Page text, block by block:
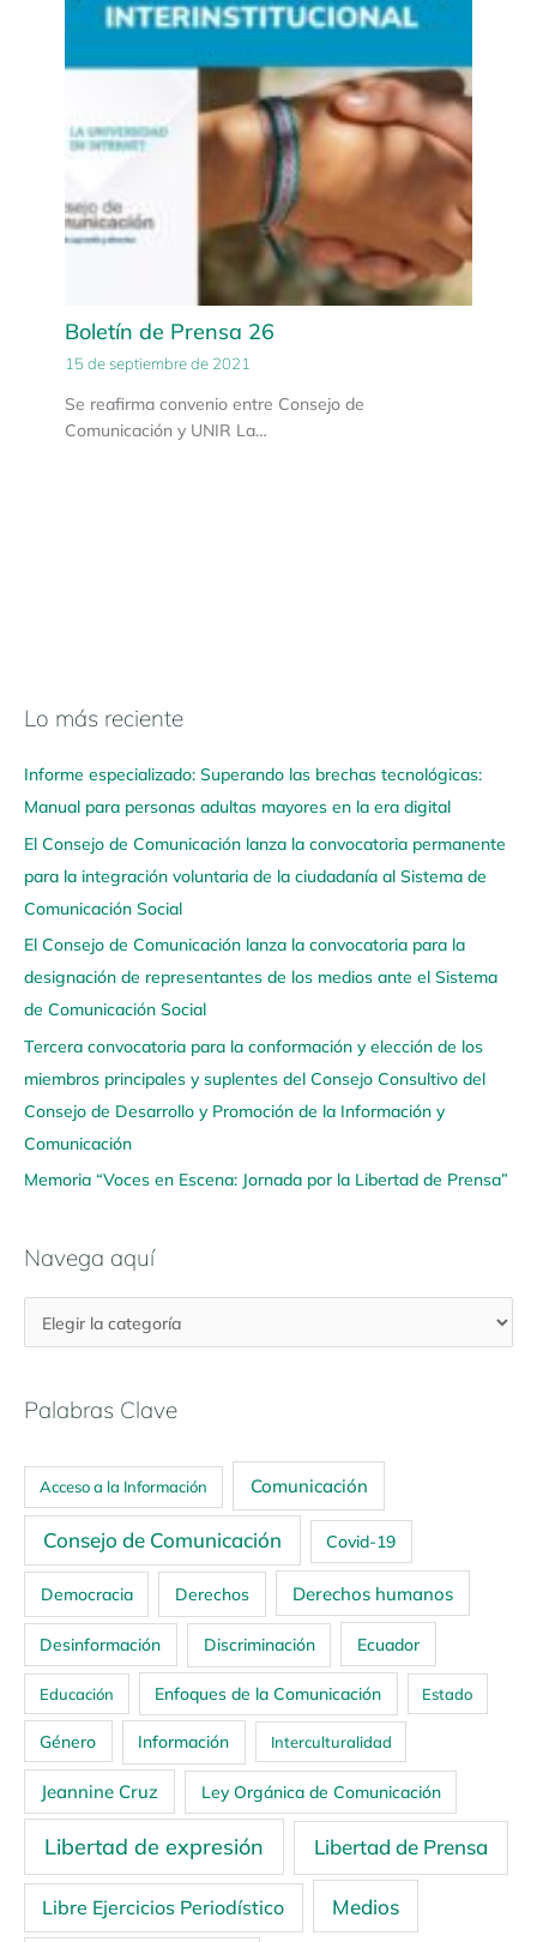
Boletín de Prensa 26
15 de septiembre de 2021
Se reafirma convenio entre Consejo de
Comunicación y UNIR La…
Lo más reciente
Informe especializado: Superando las brechas tecnológicas:
Manual para personas adultas mayores en la era digital
El Consejo de Comunicación lanza la convocatoria permanente
para la integración voluntaria de la ciudadanía al Sistema de
Comunicación Social
El Consejo de Comunicación lanza la convocatoria para la
designación de representantes de los medios ante el Sistema
de Comunicación Social
Tercera convocatoria para la conformación y elección de los
miembros principales y suplentes del Consejo Consultivo del
Consejo de Desarrollo y Promoción de la Información y
Comunicación
Memoria “Voces en Escena: Jornada por la Libertad de Prensa”
Navega aquí
N
v
e
g
a
a
q
u
í
Palabras Clave
Acceso a la Información Comunicación
Consejo de Comunicación Covid-19
Democracia Derechos Derechos humanos
Desinformación Discriminación Ecuador
Educación Enfoques de la Comunicación Estado
Género Información Interculturalidad
Jeannine Cruz Ley Orgánica de Comunicación
Libertad de expresión Libertad de Prensa
Libre Ejercicios Periodístico Medios